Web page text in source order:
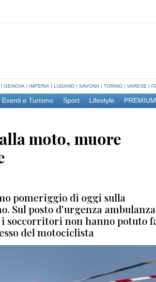
| GENOVA | IMPERIA | LUGANO | SAVONA | TORINO | VARESE |
Eventi e Turismo Sport Lifestyle PREMIUM
moto, muore
pomeriggio di oggi sulla
Sul posto d'urgenza
soccorritori non hanno potuto
del motociclista